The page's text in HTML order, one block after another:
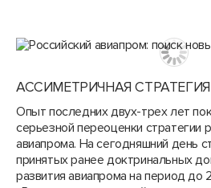
АССИМЕТРИЧНАЯ СТРАТЕГИЯ
Опыт последних двух-трех лет
серьезной переоценки стратегии
авиапрома. На сегодняшний день
принятых ранее доктринальных
развития авиапрома на период